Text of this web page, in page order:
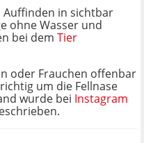
Auffinden in sichtbar
ohne Wasser und
bei dem Tier
oder Frauchen offenbar
um die Fellnase
wurde bei Instagram